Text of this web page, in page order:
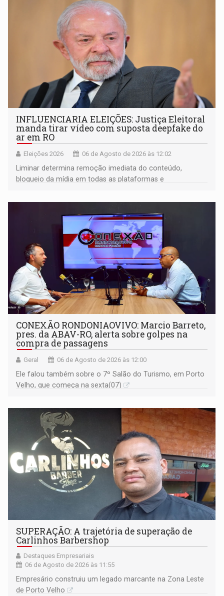
Brasil por Rondônia
INFLUENCIARIA ELEIÇÕES: Justiça Eleitoral
manda tirar vídeo com suposta deepfake do
ar em RO
Eleições 2026 06 de Agosto de 2026 às 12:02
Liminar determina remoção imediata do conteúdo,
bloqueio da mídia em todas as plataformas e
CONEXÃO RONDONIAOVIVO: Marcio Barreto,
pres. da ABAV-RO, alerta sobre golpes na
compra de passagens
Geral 06 de Agosto de 2026 às 12:00
Ele falou também sobre o 7º Salão do Turismo, em Porto
Velho, que começa na sexta(07)
SUPERAÇÃO: A trajetória de superação de
Carlinhos Barbershop
Destaques Empresariais
06 de Agosto de 2026 às 11:55
Empresário construiu um legado marcante na Zona Leste
de Porto Velho